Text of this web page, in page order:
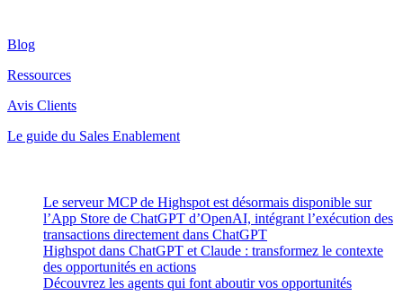
Blog
Ressources
Avis Clients
Le guide du Sales Enablement
Le serveur MCP de Highspot est désormais disponible sur
l’App Store de ChatGPT d’OpenAI, intégrant l’exécution des
transactions directement dans ChatGPT
Highspot dans ChatGPT et Claude : transformez le contexte
des opportunités en actions
Découvrez les agents qui font aboutir vos opportunités